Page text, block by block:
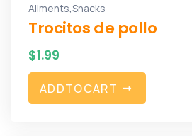
Aliments,Snacks
Trocitos de pollo
$1.99
ADDTOCART